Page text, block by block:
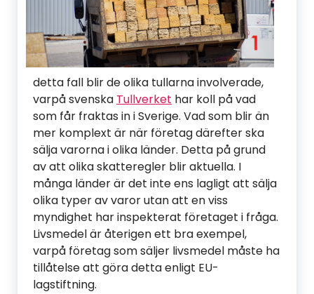
detta fall blir de olika tullarna involverade,
varpå svenska Tullverket har koll på vad
som får fraktas in i Sverige. Vad som blir än
mer komplext är när företag därefter ska
sälja varorna i olika länder. Detta på grund
av att olika skatteregler blir aktuella. I
många länder är det inte ens lagligt att sälja
olika typer av varor utan att en viss
myndighet har inspekterat företaget i fråga.
Livsmedel är återigen ett bra exempel,
varpå företag som säljer livsmedel måste ha
tillåtelse att göra detta enligt EU-
lagstiftning.